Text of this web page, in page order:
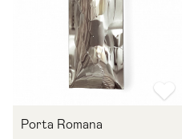
Porta Romana